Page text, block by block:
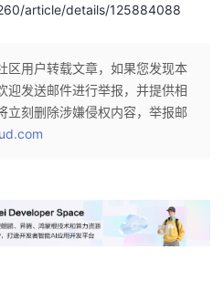
article/details/125884088
区用户转载文章，如果您发现本
迎发送邮件进行举报，并提供相
立刻删除涉嫌侵权内容，举报邮